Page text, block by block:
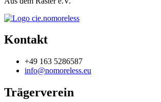
Kontakt
+49 163 5286587
info@nomoreless.eu
Trägerverein